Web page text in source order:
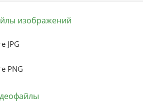
изображений
JPG
PNG